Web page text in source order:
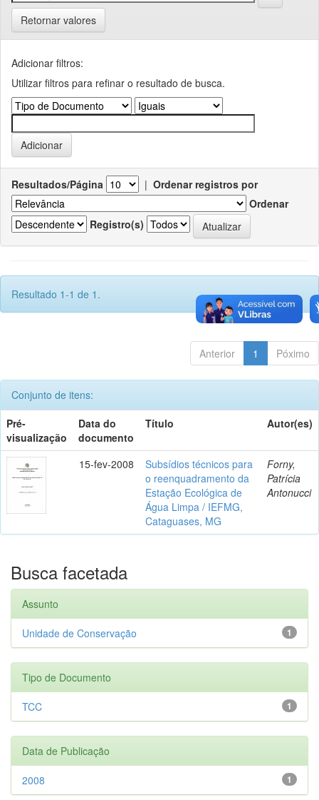
Retornar valores
Adicionar filtros:
Utilizar filtros para refinar o resultado de busca.
Resultados/Página | Ordenar registros por
Ordenar
Registro(s)
Resultado 1-1 de 1.
Anterior 1 Póximo
Conjunto de itens:
Pré-
visualização
Data do
documento
Título Autor(es)
15-fev-2008
Subsídios técnicos para
o reenquadramento da
Estação Ecológica de
Água Limpa / IEFMG,
Cataguases, MG
Forny,
Patrícia
Antonucci
Busca facetada
Assunto
1
Unidade de Conservação
Tipo de Documento
1
TCC
Data de Publicação
1
2008